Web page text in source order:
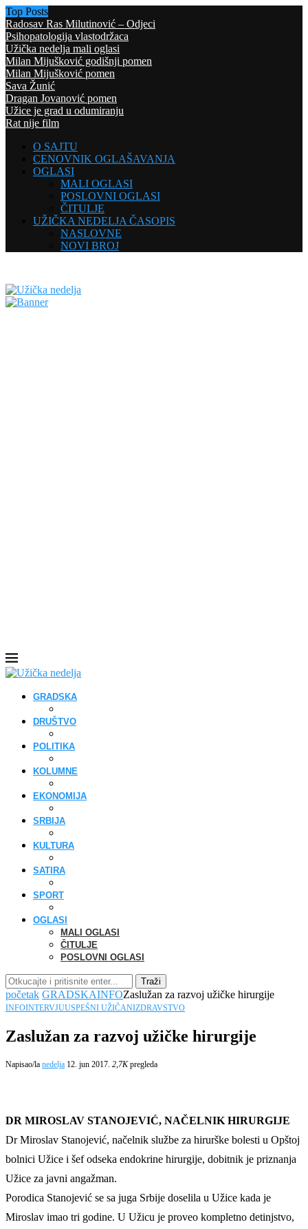
Top Posts
Radosav Ras Milutinović – Odjeci
Psihopatologija vlastodržaca
Užička nedelja mali oglasi
Milan Mijušković godišnji pomen
Milan Mijušković pomen
Sava Žunić
Dragan Jovanović pomen
Užice je grad u odumiranju
Rat nije film
O SAJTU
CENOVNIK OGLAŠAVANJA
OGLASI
MALI OGLASI
POSLOVNI OGLASI
ČITULJE
UŽIČKA NEDELJA ČASOPIS
NASLOVNE
NOVI BROJ
GRADSKA
DRUŠTVO
POLITIKA
KOLUMNE
EKONOMIJA
SRBIJA
KULTURA
SATIRA
SPORT
OGLASI
MALI OGLASI
ČITULJE
POSLOVNI OGLASI
Traži
početak GRADSKAINFOZaslužan za razvoj užičke hirurgije
INFOINTERVJUUSPEŠNI UŽIČANIZDRAVSTVO
Zaslužan za razvoj užičke hirurgije
Napisao/la nedelja 12. jun 2017. 2,7Kpregleda
DR MIROSLAV STANOJEVIĆ, NAČELNIK HIRURGIJE
Dr Miroslav Stanojević, načelnik službe za hirurške bolesti u Opštoj
bolnici Užice i šef odseka endokrine hirurgije, dobitnik je priznanja
Užice za javni angažman.
Porodica Stanojević se sa juga Srbije doselila u Užice kada je
Miroslav imao tri godine. U Užicu je proveo kompletno detinjstvo,